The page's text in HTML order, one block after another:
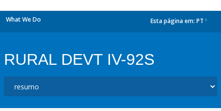
What We Do Esta página em: PT
RURAL DEVT IV-92S